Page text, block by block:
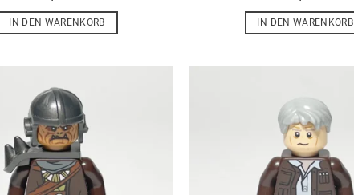
IN DEN WARENKORB IN DEN WARENKORB